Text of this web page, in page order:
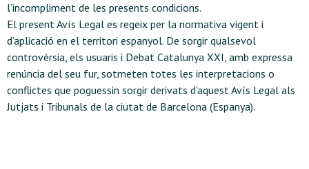
l’incompliment de les presents condicions.
El present Avís Legal es regeix per la normativa vigent i
d’aplicació en el territori espanyol. De sorgir qualsevol
controvèrsia, els usuaris i Debat Catalunya XXI, amb expressa
renúncia del seu fur, sotmeten totes les interpretacions o
conflictes que poguessin sorgir derivats d’aquest Avís Legal als
Jutjats i Tribunals de la ciutat de Barcelona (Espanya).